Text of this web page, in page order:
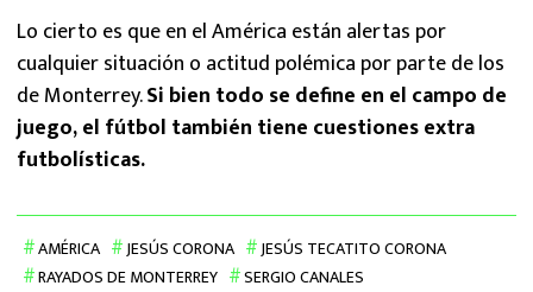
Lo cierto es que en el América están alertas por
cualquier situación o actitud polémica por parte de los
de Monterrey.Si bien todo se define en el campo de
juego, el fútbol también tiene cuestiones extra
futbolísticas.
AMÉRICA JESÚS CORONA
JESÚS TECATITO CORONA
RAYADOS DE MONTERREY
SERGIO CANALES